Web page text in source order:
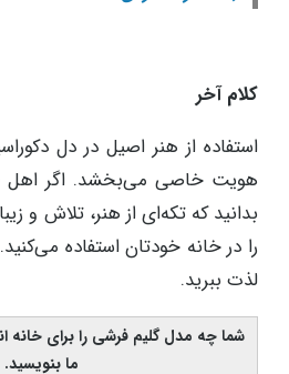
پارگی و آسیب گلیم را بیشتر
اگر اهل دیوارکوب کردن گلیم
عمودی قرار دهید. اگر گلیم کوچک
به صورت مورب یا افقی نیز از آن
بیشتر بخوانید:محافظ ریشه
جاها در دسترس هستند
کلام آخر